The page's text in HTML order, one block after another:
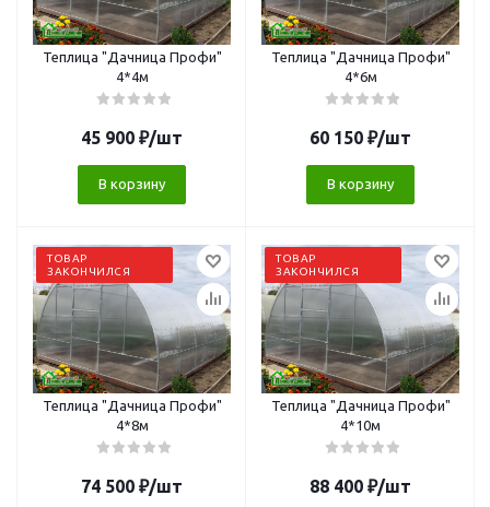
Теплица "Дачница Профи"
4*4м
45 900 ₽/шт
В корзину
Теплица "Дачница Профи"
4*6м
60 150 ₽/шт
В корзину
ТОВАР
ЗАКОНЧИЛСЯ
Теплица "Дачница Профи"
4*8м
74 500 ₽/шт
ТОВАР
ЗАКОНЧИЛСЯ
Теплица "Дачница Профи"
4*10м
88 400 ₽/шт